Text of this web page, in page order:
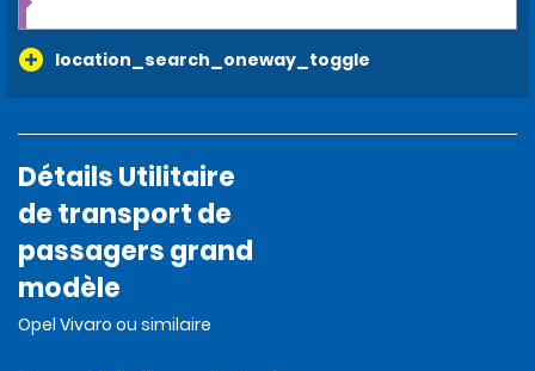
location_search_oneway_toggle
Détails Utilitaire
de transport de
passagers grand
modèle
Opel Vivaro ou similaire